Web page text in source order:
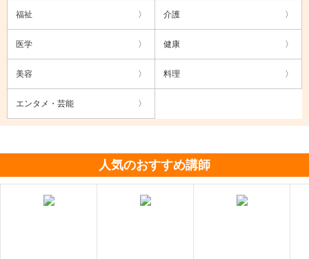
福祉 介護
医学 健康
美容 料理
エンタメ・芸能
人気のおすすめ講師